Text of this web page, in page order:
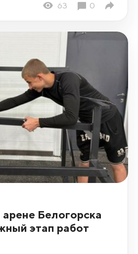
63 0
Белогорска
этап работ